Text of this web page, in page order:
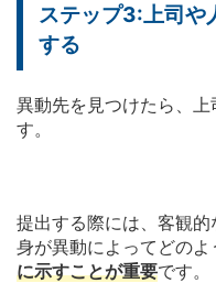
ステップ3:上司や
する
異動先を見つけたら、
す。
提出する際には、客観
身が異動によってどの
に示すことが重要です。